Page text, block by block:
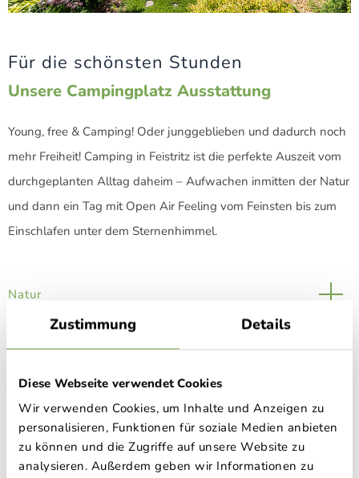
Zustimmung Details
Diese Webseite verwendet Cookies
Wir verwenden Cookies, um Inhalte und Anzeigen zu
personalisieren, Funktionen für soziale Medien anbieten
zu können und die Zugriffe auf unsere Website zu
analysieren. Außerdem geben wir Informationen zu
Für die schönsten Stunden
Unsere Campingplatz Ausstattung
Young, free & Camping! Oder junggeblieben und dadurch noch
mehr Freiheit! Camping in Feistritz ist die perfekte Auszeit vom
durchgeplanten Alltag daheim – Aufwachen inmitten der Natur
und dann ein Tag mit Open Air Feeling vom Feinsten bis zum
Einschlafen unter dem Sternenhimmel.
Natur
Anschlüsse & Ausstattung